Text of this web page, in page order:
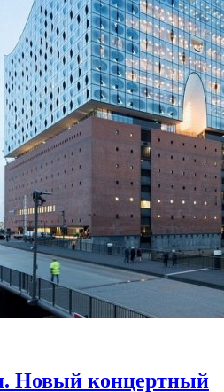
Новый концертный